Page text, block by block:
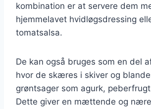
kombination er at servere dem
hjemmelavet hvidløgsdressing
tomatsalsa.
De kan også bruges som en del
hvor de skæres i skiver og
grøntsager som agurk,
Dette giver en mættende og